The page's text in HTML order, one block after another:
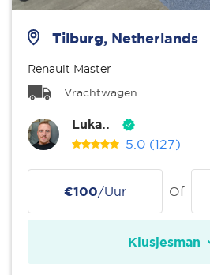
Tilburg, Netherlands
Renault Master
Vrachtwagen
Luka..
5.0 (127)
€100/Uur Of
Klusjesman